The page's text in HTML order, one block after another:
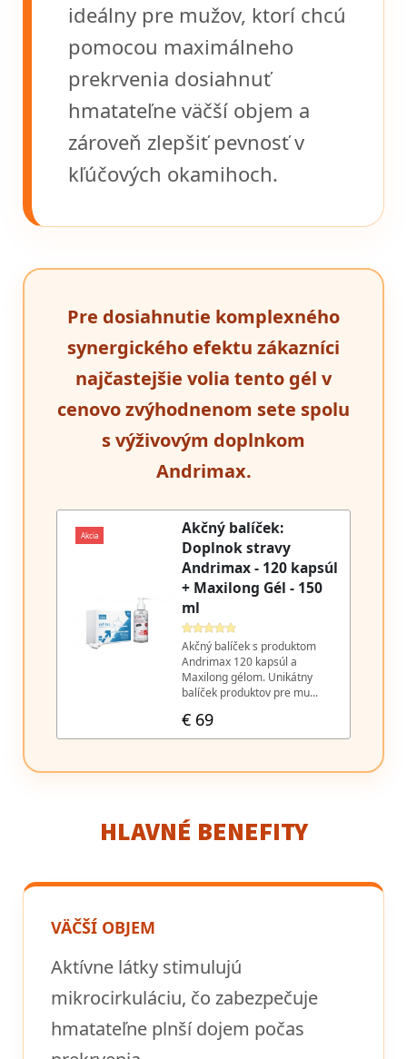
ideálny pre mužov, ktorí chcú
pomocou maximálneho
prekrvenia dosiahnuť
hmatateľne väčší objem a
zároveň zlepšiť pevnosť v
kľúčových okamihoch.
Pre dosiahnutie komplexného
synergického efektu zákazníci
najčastejšie volia tento gél v
cenovo zvýhodnenom sete spolu
s výživovým doplnkom
Andrimax.
HLAVNÉ BENEFITY
VÄČŠÍ OBJEM
Aktívne látky stimulujú
mikrocirkuláciu, čo zabezpečuje
hmatateľne plnší dojem počas